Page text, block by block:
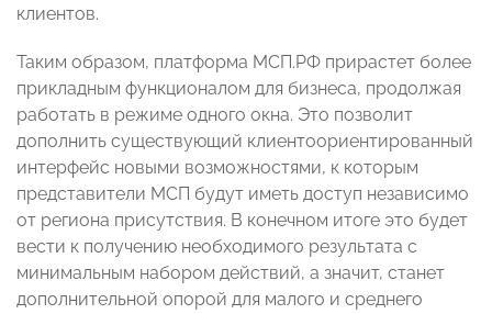
клиентов.
Таким образом, платформа МСП.РФ прирастет более
прикладным функционалом для бизнеса, продолжая
работать в режиме одного окна. Это позволит
дополнить существующий клиентоориентированный
интерфейс новыми возможностями, к которым
представители МСП будут иметь доступ независимо
от региона присутствия. В конечном итоге это будет
вести к получению необходимого результата с
минимальным набором действий, а значит, станет
дополнительной опорой для малого и среднего